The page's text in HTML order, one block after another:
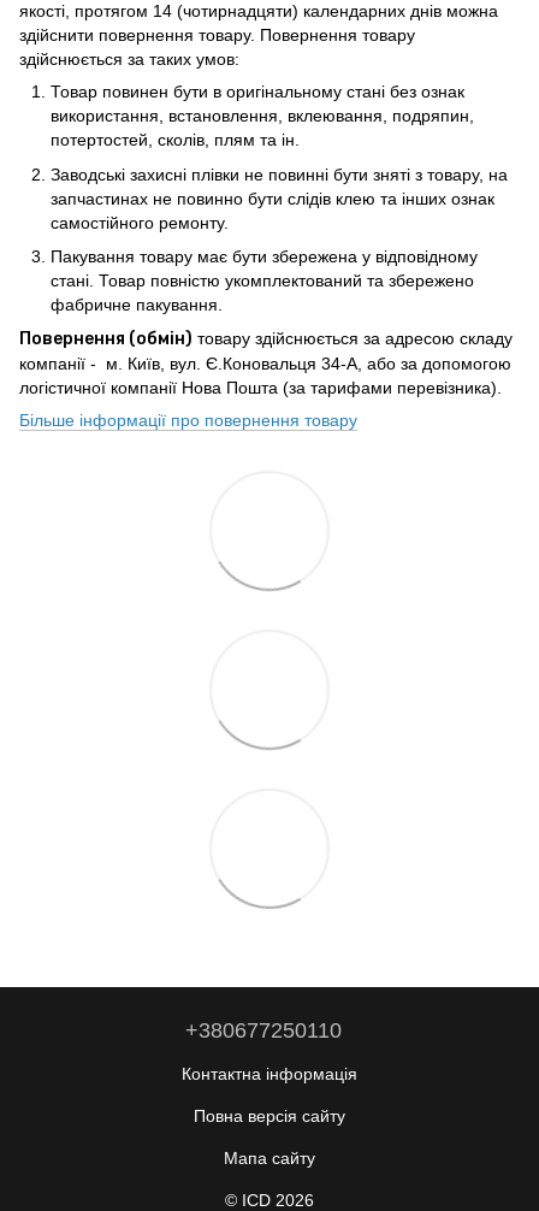
якості, протягом 14 (чотирнадцяти) календарних днів можна
здійснити повернення товару. Повернення товару
здійснюється за таких умов:
Товар повинен бути в оригінальному стані без ознак
використання, встановлення, вклеювання, подряпин,
потертостей, сколів, плям та ін.
Заводські захисні плівки не повинні бути зняті з товару, на
запчастинах не повинно бути слідів клею та інших ознак
самостійного ремонту.
Пакування товару має бути збережена у відповідному
стані. Товар повністю укомплектований та збережено
фабричне пакування.
Повернення (обмін) товару здійснюється за адресою складу
компанії - м. Київ, вул. Є.Коновальця 34-А, або за допомогою
логістичної компанії Нова Пошта (за тарифами перевізника).
Більше інформації про повернення товару
+380677250110
Контактна інформація
Повна версія сайту
Мапа сайту
© ICD 2026